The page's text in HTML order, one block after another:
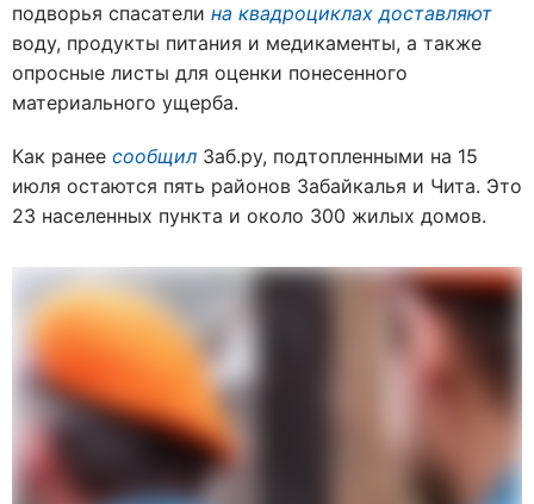
подворья спасатели на квадроциклах доставляют
воду, продукты питания и медикаменты, а также
опросные листы для оценки понесенного
материального ущерба.
Как ранее сообщил Заб.ру, подтопленными на 15
июля остаются пять районов Забайкалья и Чита. Это
23 населенных пункта и около 300 жилых домов.